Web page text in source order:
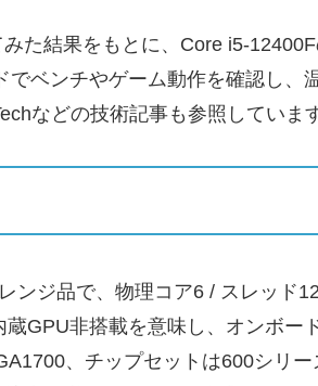
た結果をもとに、Core i5-
ベンチやゲーム動作を確認し、
などの技術記事も参照しています
ジ品で、物理コア6 / スレッド
GPU非搭載を意味し、オンボー
、チップセットは600シリ